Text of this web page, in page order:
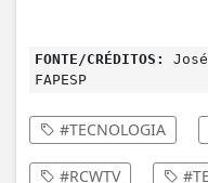
FONTE/CRÉDITOS:
FAPESP
#TECNOLOGIA
#RCWTV